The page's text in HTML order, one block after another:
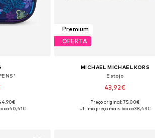
One Size
40,41€
Premium
OFERTA
MICHAEL MICHAEL KORS
Estojo
43,92€
Tamanhos disponíveis: One Size
Preço original: 75,00€
Último preço mais baixo:38,43€